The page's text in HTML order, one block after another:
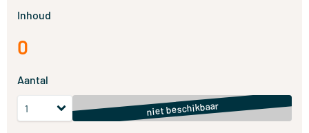
Inhoud
0
Aantal
niet beschikbaar